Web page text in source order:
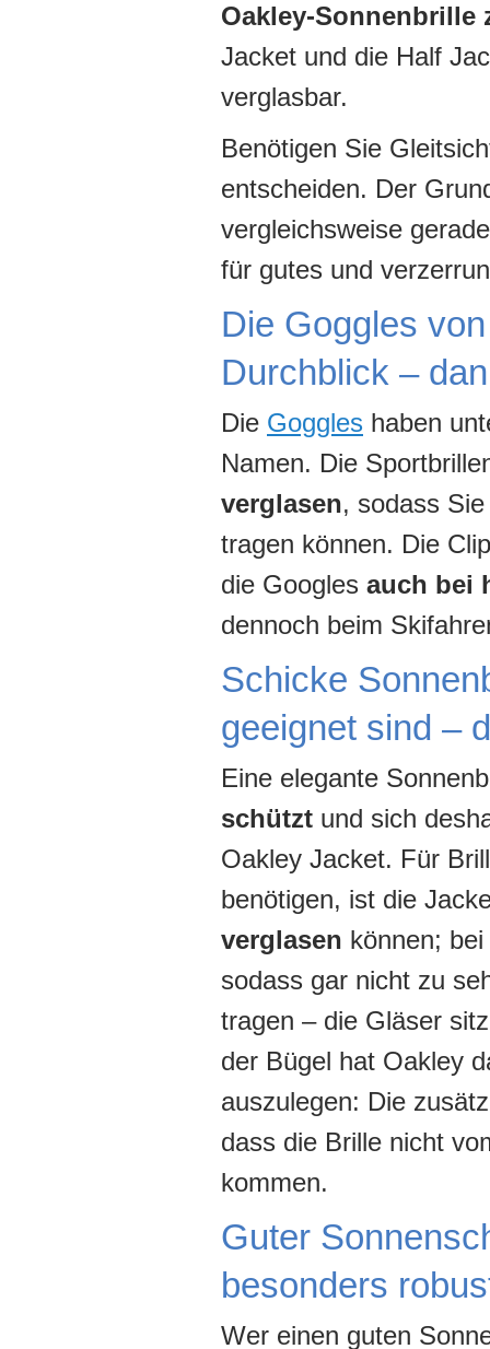
Oakley-Sonnenbrille
Jacket und die Half
verglasbar.
Benötigen Sie
entscheiden. Der
vergleichsweise
für gutes und
Die Goggles
Durchblick –
Die Goggles haben
Namen. Die
verglasen, sodass
tragen können. Die
die Googles auch bei
dennoch beim
Schicke
geeignet sind –
Eine elegante
schützt und sich
Oakley Jacket. Für
benötigen, ist die
verglasen können;
sodass gar nicht zu
tragen – die Gläser
der Bügel hat Oakley
auszulegen: Die
dass die Brille nicht
kommen.
Guter
besonders
Wer einen guten